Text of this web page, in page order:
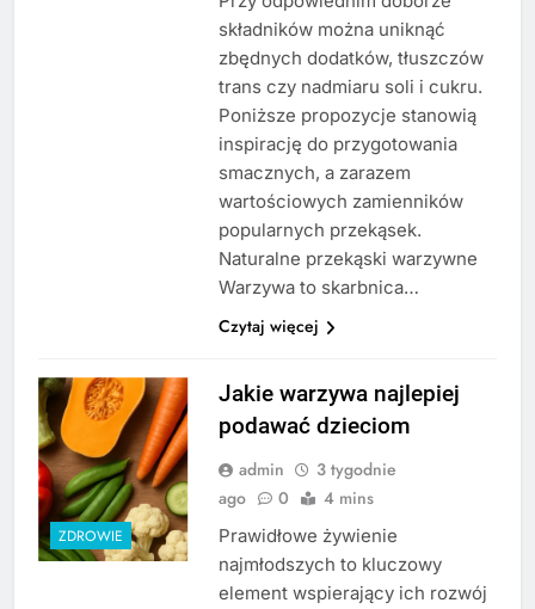
składników można uniknąć
zbędnych dodatków, tłuszczów
trans czy nadmiaru soli i cukru.
Poniższe propozycje stanowią
inspirację do przygotowania
smacznych, a zarazem
wartościowych zamienników
popularnych przekąsek.
Naturalne przekąski warzywne
Warzywa to skarbnica…
Czytaj więcej
ZDROWIE
Jakie warzywa najlepiej
podawać dzieciom
admin
3 tygodnie
ago
0 4 mins
Prawidłowe żywienie
najmłodszych to kluczowy
element wspierający ich rozwój